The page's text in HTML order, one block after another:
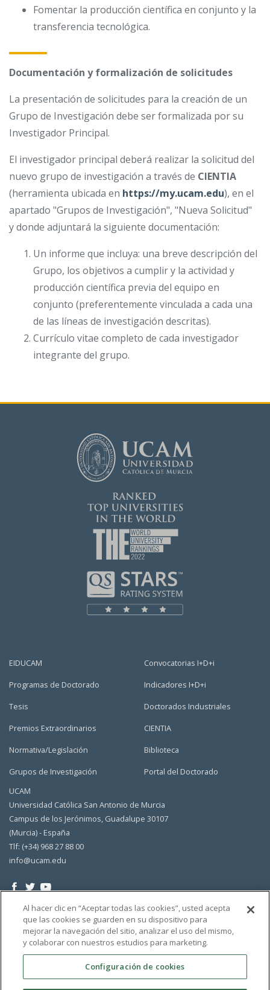
Fomentar la producción científica en conjunto y la
transferencia tecnológica.
Documentación y formalización de solicitudes
La presentación de solicitudes para la creación de un
Grupo de Investigación debe ser formalizada por su
Investigador Principal.
El investigador principal deberá realizar la solicitud del
nuevo grupo de investigación a través de CIENTIA
(herramienta ubicada en https://my.ucam.edu), en el
apartado "Grupos de Investigación", "Nueva Solicitud"
y donde adjuntará la siguiente documentación:
Un informe que incluya: una breve descripción del
Grupo, los objetivos a cumplir y la actividad y
producción científica previa del equipo en
conjunto (preferentemente vinculada a cada una
de las líneas de investigación descritas).
Currículo vitae completo de cada investigador
integrante del grupo.
EIDUCAM
Programas de Doctorado
Tesis
Premios Extraordinarios
Normativa/Legislación
Grupos de Investigación
Convocatorias I+D+i
Indicadores I+D+i
Doctorados Industriales
CIENTIA
Biblioteca
Portal del Doctorado
UCAM
Universidad Católica San Antonio de Murcia
Campus de los Jerónimos, Guadalupe 30107
(Murcia) - España
Tlf: (+34) 968 27 88 00
info@ucam.edu
Al hacer clic en “Aceptar todas las cookies”, usted acepta
que las cookies se guarden en su dispositivo para
mejorar la navegación del sitio, analizar el uso del mismo,
y colaborar con nuestros estudios para marketing.
Configuración de cookies